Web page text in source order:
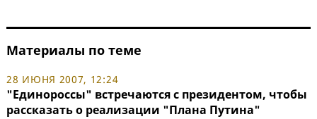
Материалы по теме
28 ИЮНЯ 2007, 12:24
"Единороссы" встречаются с президентом, чтобы
рассказать о реализации "Плана Путина"